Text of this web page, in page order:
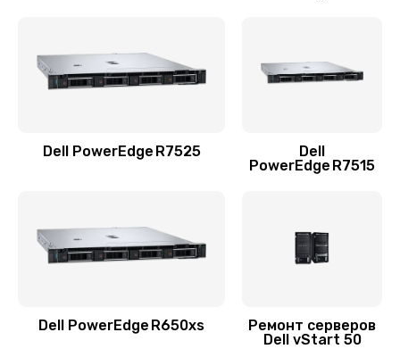
Установка/Настройка RAID-массива, SCSI
контроллера
Восстановление загрузчика BIOS
Заказать
Dell PowerEdge R7525
Dell
PowerEdge R7515
Dell PowerEdge R650xs
Ремонт серверов
Dell vStart 50